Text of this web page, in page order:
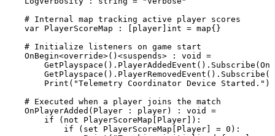
    # Internal map tracking active player scores
    var PlayerScoreMap : [player]int = map{}
    # Initialize listeners on game start
    OnBegin<override>()<suspends> : void =
        Print("Telemetry Coordinator Device Started.")
    # Executed when a player joins the match
    OnPlayerAdded(Player : player) : void =
        if (not PlayerScoreMap[Player]):
            if (set PlayerScoreMap[Player] = 0):